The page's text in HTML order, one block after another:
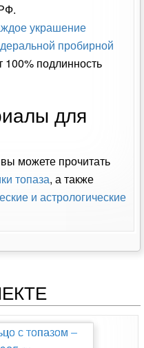
украшение
пробирной
100% подлинность
для
можете прочитать
топаза, а также
и астрологические